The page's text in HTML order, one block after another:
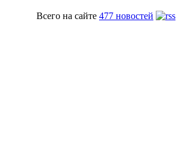
Всего на сайте 477 новостей